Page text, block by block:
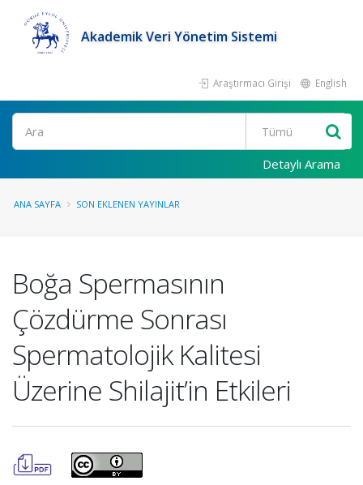
Akademik Veri Yönetim Sistemi
Araştırmacı Girişi English
Ara
Detaylı Arama
ANA SAYFA SON EKLENEN YAYINLAR
Boğa Spermasının
Çözdürme Sonrası
Spermatolojik Kalitesi
Üzerine Shilajit’in Etkileri